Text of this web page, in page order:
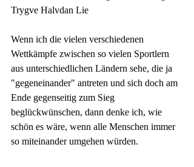
Trygve Halvdan Lie
Wenn ich die vielen verschiedenen
Wettkämpfe zwischen so vielen Sportlern
aus unterschiedlichen Ländern sehe, die ja
"gegeneinander" antreten und sich doch am
Ende gegenseitig zum Sieg
beglückwünschen, dann denke ich, wie
schön es wäre, wenn alle Menschen immer
so miteinander umgehen würden.